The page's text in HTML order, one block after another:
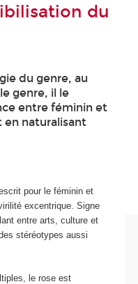
du
du genre, au
genre, il le
entre féminin et
en naturalisant
pour le féminin et
excentrique. Signe
entre arts, culture et
stéréotypes aussi
le rose est